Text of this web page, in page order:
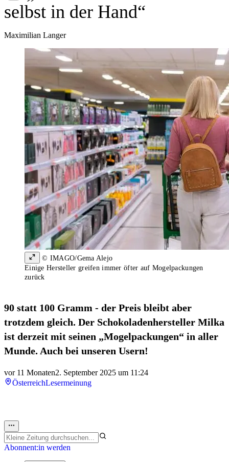
selbst in der Hand“
Maximilian Langer
© IMAGO/Gema Alejo
Einige Hersteller greifen immer öfter auf Mogelpackungen
zurück
90 statt 100 Gramm - der Preis bleibt aber
trotzdem gleich. Der Schokoladenhersteller Milka
ist derzeit mit seinen „Mogelpackungen“ in aller
Munde. Auch bei unseren Usern!
vor 11 Monaten2. September 2025 um 11:24
ÖsterreichLesermeinung
Abonnent:in werden